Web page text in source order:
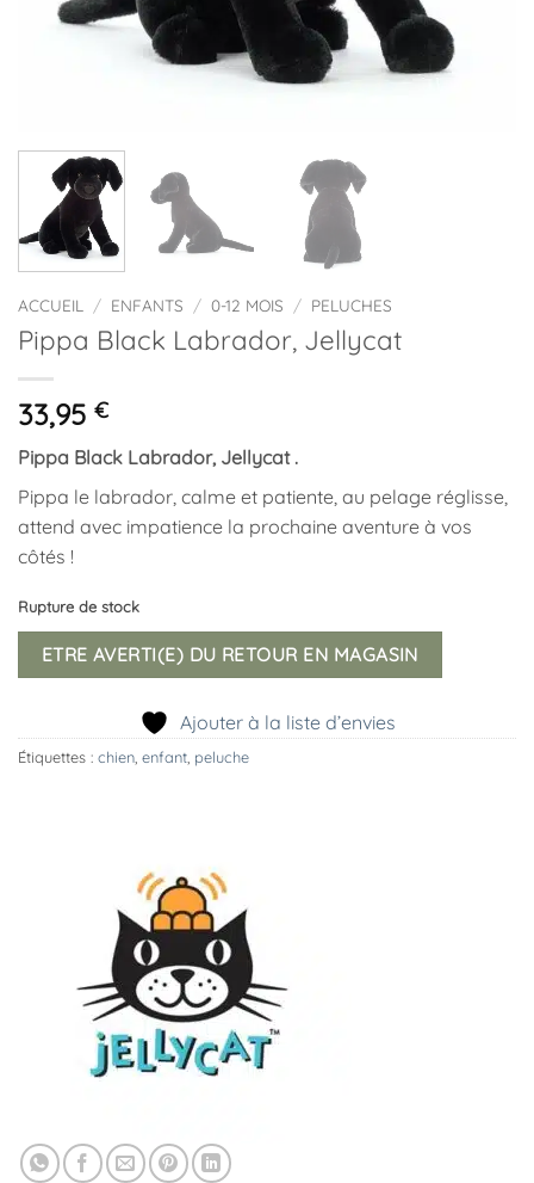
ACCUEIL / ENFANTS / 0-12 MOIS / PELUCHES
Pippa Black Labrador, Jellycat
33,95 €
Pippa Black Labrador, Jellycat .
Pippa le labrador, calme et patiente, au pelage réglisse,
attend avec impatience la prochaine aventure à vos
côtés !
Rupture de stock
ETRE AVERTI(E) DU RETOUR EN MAGASIN
Ajouter à la liste d’envies
Étiquettes : chien enfant peluche